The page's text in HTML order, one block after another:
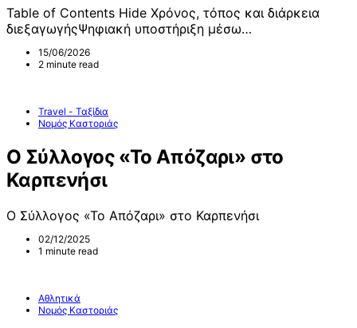
Table of Contents Hide Χρόνος, τόπος και διάρκεια
διεξαγωγήςΨηφιακή υποστήριξη μέσω…
15/06/2026
2 minute read
Travel - Ταξίδια
Νομός Καστοριάς
Ο Σύλλογος «Το Απόζαρι» στο
Καρπενήσι
Ο Σύλλογος «Το Απόζαρι» στο Καρπενήσι
02/12/2025
1 minute read
Αθλητικά
Νομός Καστοριάς